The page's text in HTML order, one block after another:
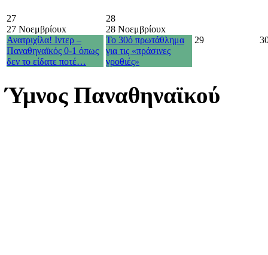
27
27 Νοεμβρίουx
Ανατριχίλα! Ιντερ –
Παναθηναϊκός 0-1 όπως
δεν το είδατε ποτέ…
28
28 Νοεμβρίουx
Το 30ό πρωτάθλημα
για τις «πράσινες
γροθιές»
29
Ύμνος Παναθηναϊκού